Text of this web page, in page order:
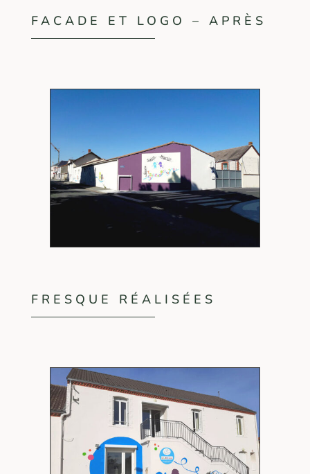
FACADE ET LOGO – APRÈS
FRESQUE RÉALISÉES